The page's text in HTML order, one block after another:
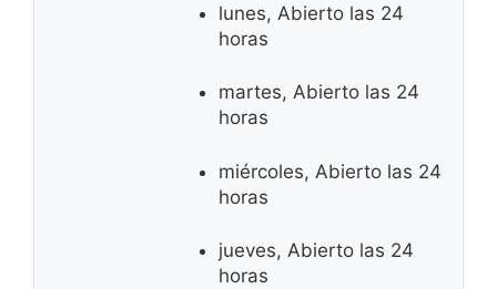
lunes, Abierto las 24
horas
martes, Abierto las 24
horas
miércoles, Abierto las 24
horas
jueves, Abierto las 24
horas